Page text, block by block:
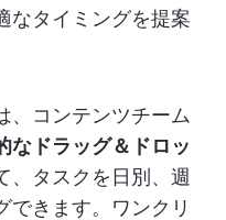
なタイミングを提案
、コンテンツチーム
なドラッグ＆ドロッ
、タスクを日別、週
できます。ワンクリ